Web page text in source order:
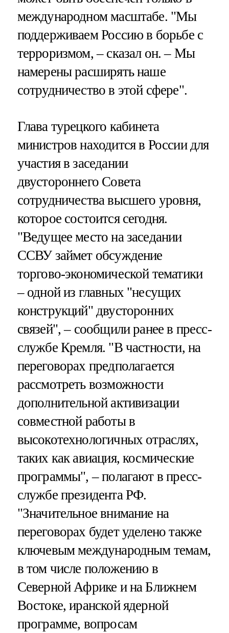
международном масштабе. "Мы
поддерживаем Россию в борьбе с
терроризмом, – сказал он. – Мы
намерены расширять наше
сотрудничество в этой сфере".
Глава турецкого кабинета
министров находится в России для
участия в заседании
двустороннего Совета
сотрудничества высшего уровня,
которое состоится сегодня.
"Ведущее место на заседании
ССВУ займет обсуждение
торгово-экономической тематики
– одной из главных "несущих
конструкций" двусторонних
связей", – сообщили ранее в пресс-
службе Кремля. "В частности, на
переговорах предполагается
рассмотреть возможности
дополнительной активизации
совместной работы в
высокотехнологичных отраслях,
таких как авиация, космические
программы", – полагают в пресс-
службе президента РФ.
"Значительное внимание на
переговорах будет уделено также
ключевым международным темам,
в том числе положению в
Северной Африке и на Ближнем
Востоке, иранской ядерной
программе, вопросам